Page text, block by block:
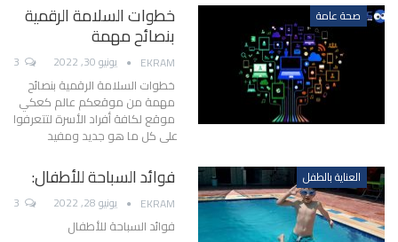
صحة عامة خطوات السلامة الرقمية
بنصائح مهمة
EKRAM يونيو 30, 2022
خطوات السلامة الرقمية بنصائح
مهمة من موقعكم عالم كعكي
موقع لكافة أفراد الأسرة لتتعرفوا
على كل ما هو جديد ومفيد
العناية بالطفل فوائد السباحة للأطفال:
EKRAM يونيو 28, 2022
فوائد السباحة للأطفال